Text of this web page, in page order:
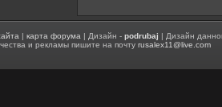
|карта форума | Дизайн -podrubaj | Дизайн
и рекламы пишите на почтуrusalex11@live.com